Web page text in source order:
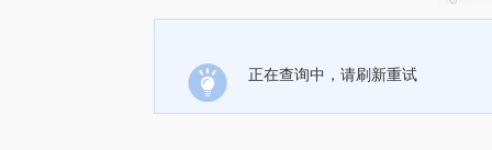
正在查询中，请刷新重试